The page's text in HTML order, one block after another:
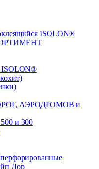
ISOLON®
ISOLON®
АЭРОДРОМОВ и
и 300
перфорированные
Дор